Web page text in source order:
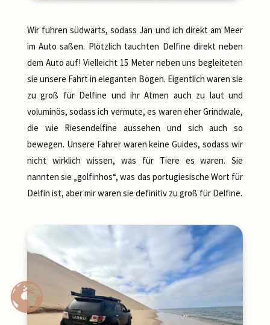
Wir fuhren südwärts, sodass Jan und ich direkt am Meer
im Auto saßen. Plötzlich tauchten Delfine direkt neben
dem Auto auf! Vielleicht 15 Meter neben uns begleiteten
sie unsere Fahrt in eleganten Bögen. Eigentlich waren sie
zu groß für Delfine und ihr Atmen auch zu laut und
voluminös, sodass ich vermute, es waren eher Grindwale,
die wie Riesendelfine aussehen und sich auch so
bewegen. Unsere Fahrer waren keine Guides, sodass wir
nicht wirklich wissen, was für Tiere es waren. Sie
nannten sie „golfinhos“, was das portugiesische Wort für
Delfin ist, aber mir waren sie definitiv zu groß für Delfine.